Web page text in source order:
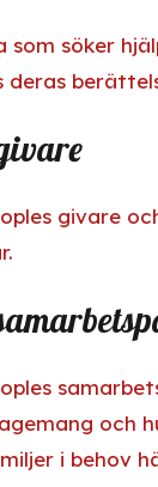
som söker
deras
givare
och
i behov